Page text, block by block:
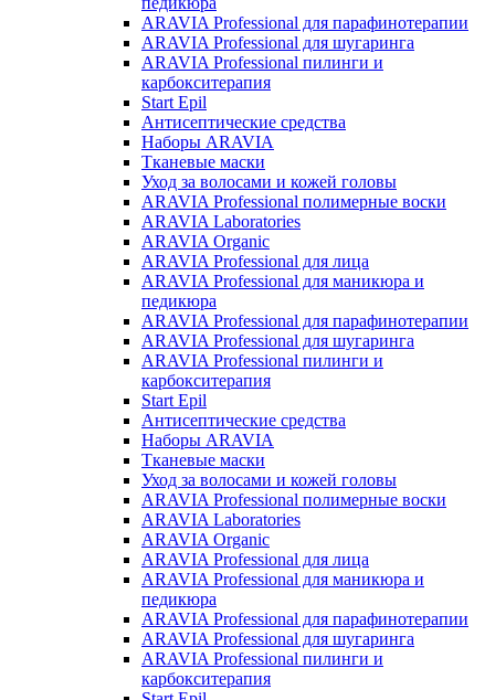
ARAVIA Professional для парафинотерапии
ARAVIA Professional для шугаринга
ARAVIA Professional пилинги и
карбокситерапия
Start Epil
Антисептические средства
Наборы ARAVIA
Тканевые маски
Уход за волосами и кожей головы
ARAVIA Professional полимерные воски
ARAVIA Laboratories
ARAVIA Organic
ARAVIA Professional для лица
ARAVIA Professional для маникюра и
педикюра
ARAVIA Professional для парафинотерапии
ARAVIA Professional для шугаринга
ARAVIA Professional пилинги и
карбокситерапия
Start Epil
Антисептические средства
Наборы ARAVIA
Тканевые маски
Уход за волосами и кожей головы
ARAVIA Professional полимерные воски
ARAVIA Laboratories
ARAVIA Organic
ARAVIA Professional для лица
ARAVIA Professional для маникюра и
педикюра
ARAVIA Professional для парафинотерапии
ARAVIA Professional для шугаринга
ARAVIA Professional пилинги и
карбокситерапия